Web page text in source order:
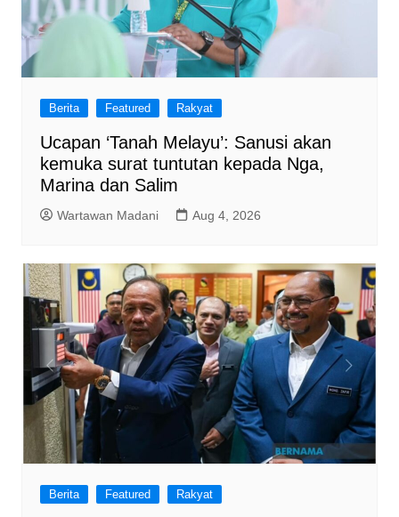
Berita Featured Rakyat
Ucapan ‘Tanah Melayu’: Sanusi akan
kemuka surat tuntutan kepada Nga,
Marina dan Salim
Wartawan Madani Aug 4, 2026
Berita Featured Rakyat